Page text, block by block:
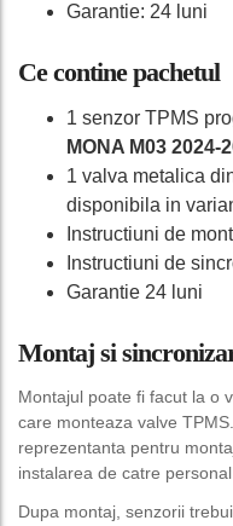
Garantie: 24 luni
Ce contine pachetul
1 senzor TPMS
MONA M03 2024-
1 valva metalica
disponibila in
Instructiuni de
Instructiuni de
Garantie 24 luni
Montaj si
Montajul poate fi facut la o
care monteaza valve
reprezentanta pentru
instalarea de catre personal
Dupa montaj, senzorii